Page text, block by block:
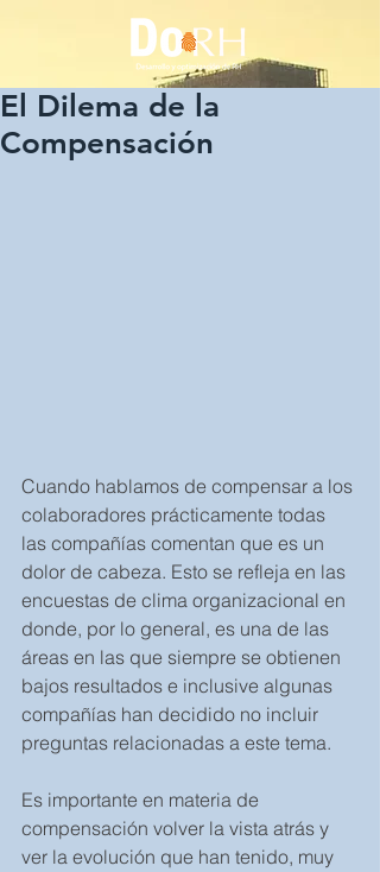
El Dilema de la
Compensación
Cuando hablamos de compensar a los
colaboradores prácticamente todas
las compañías comentan que es un
dolor de cabeza. Esto se refleja en las
encuestas de clima organizacional en
donde, por lo general, es una de las
áreas en las que siempre se obtienen
bajos resultados e inclusive algunas
compañías han decidido no incluir
preguntas relacionadas a este tema.
Es importante en materia de
compensación volver la vista atrás y
ver la evolución que han tenido, muy